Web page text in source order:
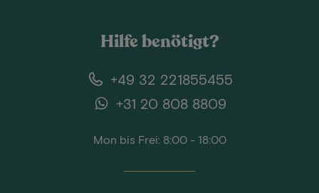
Hilfe benötigt?
+49 32 221855455
+31 20 808 8809
Mon bis Frei: 8:00 - 18:00